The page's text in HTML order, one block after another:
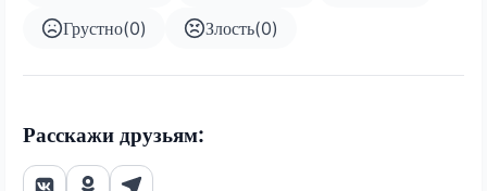
Грустно(0) Злость(0)
Расскажи друзьям: